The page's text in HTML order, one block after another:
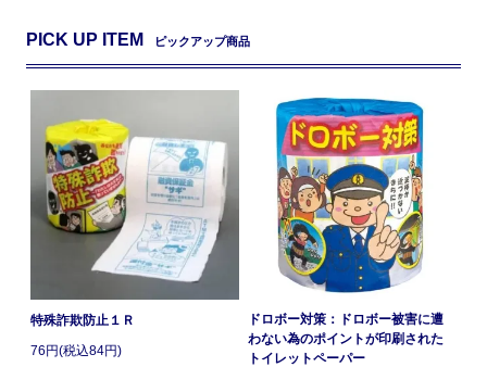
PICK UP ITEM ピックアップ商品
特殊詐欺防止１Ｒ
76円(税込84円)
ドロボー対策：ドロボー被害に遭
わない為のポイントが印刷された
トイレットペーパー